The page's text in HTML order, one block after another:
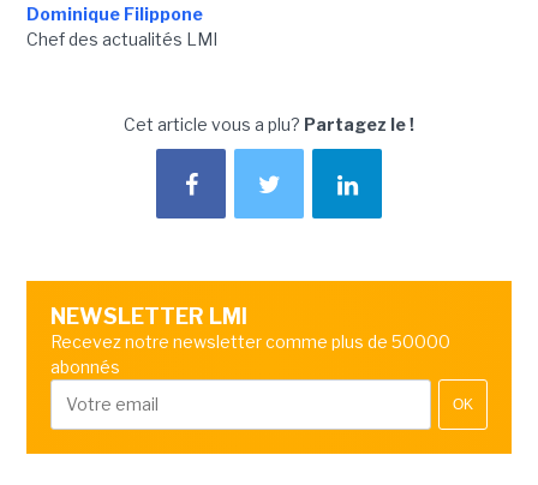
Dominique Filippone
Chef des actualités LMI
Cet article vous a plu? Partagez le !
NEWSLETTER LMI
Recevez notre newsletter comme plus de 50000
abonnés
OK